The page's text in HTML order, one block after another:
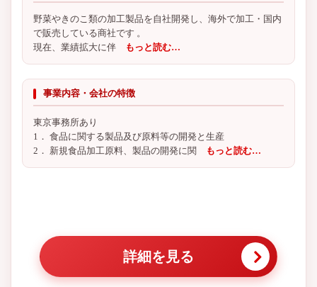
野菜やきのこ類の加工製品を自社開発し、海外で加工・国内
で販売している商社です 。
現在、業績拡大に伴 もっと読む…
事業内容・会社の特徴
東京事務所あり
1． 食品に関する製品及び原料等の開発と生産
2． 新規食品加工原料、製品の開発に関 もっと読む…
詳細を見る